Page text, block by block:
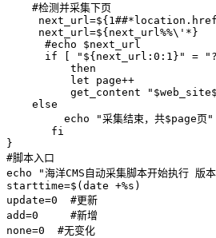
#检测并采集下页
next_url=${next_url%%\'*}
#echo $next_url
if [ "${next_url:0:1}" =
then
let page++
get_content
else
echo "采集结束，共$page页"
fi
}
#脚本入口
echo "海洋CMS自动采集脚本开始执行 版
starttime=$(date +%s)
update=0  #更新
add=0     #新增
none=0  #无变化